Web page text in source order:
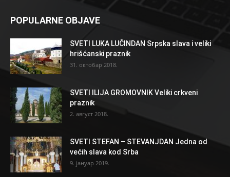
POPULARNE OBJAVE
SVETI LUKA LUČINDAN Srpska slava i veliki
hrišćanski praznik
31. октобар 2018.
SVETI ILIJA GROMOVNIK Veliki crkveni
praznik
2. август 2018.
SVETI STEFAN – STEVANJDAN Jedna od
većih slava kod Srba
9. јануар 2019.